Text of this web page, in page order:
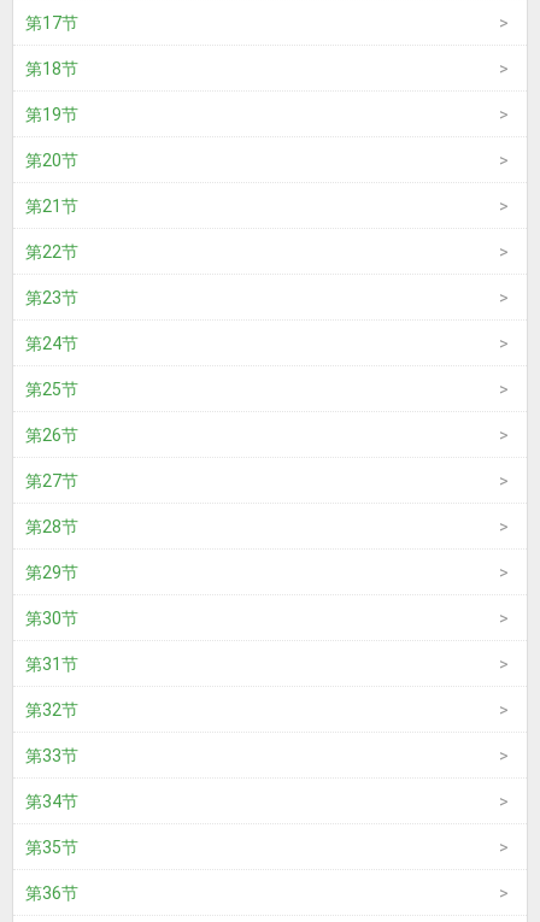
第17节
第18节
第19节
第20节
第21节
第22节
第23节
第24节
第25节
第26节
第27节
第28节
第29节
第30节
第31节
第32节
第33节
第34节
第35节
第36节